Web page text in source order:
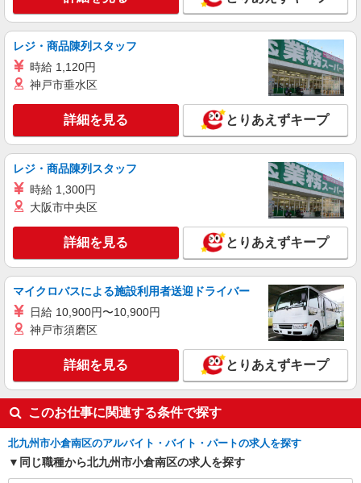
株式会社kotrio /●FK-H-2067301
城野駅/未経験OK★誰かの支えになれる人に！
グルホの世話人♪
時給1450円〜2062円 ＜日払い有/週払い有/交
北九州市小倉南区◎車通勤OK
キープ 詳細を見る
株式会社kotrio /●FK-H-2028559
≪徳力公団前駅≫日勤のみ＆残業ナシ！お迎え
に間に合うデイサービス
時給1450円〜2062円 ＜日払い有/週払い有/交
通費全支給(ガソリン代含む)＞
小倉南区内 車通勤OK・ガソリン代支給
キープ 詳細を見る
レジ・商品陳列スタッフ
時給 1,120円
神戸市垂水区
詳細を見る とりあえずキープ
レジ・商品陳列スタッフ
時給 1,300円
大阪市中央区
詳細を見る とりあえずキープ
マイクロバスによる施設利用者送迎ドライバー
日給 10,900円〜10,900円
神戸市須磨区
詳細を見る とりあえずキープ
このお仕事に関連する条件で探す
北九州市小倉南区のアルバイト・バイト・パートの求人を探す
同じ職種から北九州市小倉南区の求人を探す